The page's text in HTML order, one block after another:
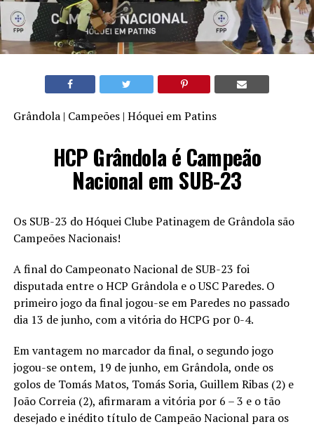
Grândola | Campeões | Hóquei em Patins
HCP Grândola é Campeão
Nacional em SUB-23
Os SUB-23 do Hóquei Clube Patinagem de Grândola são
Campeões Nacionais!
A final do Campeonato Nacional de SUB-23 foi
disputada entre o HCP Grândola e o USC Paredes. O
primeiro jogo da final jogou-se em Paredes no passado
dia 13 de junho, com a vitória do HCPG por 0-4.
Em vantagem no marcador da final, o segundo jogo
jogou-se ontem, 19 de junho, em Grândola, onde os
golos de Tomás Matos, Tomás Soria, Guillem Ribas (2) e
João Correia (2), afirmaram a vitória por 6 – 3 e o tão
desejado e inédito título de Campeão Nacional para os